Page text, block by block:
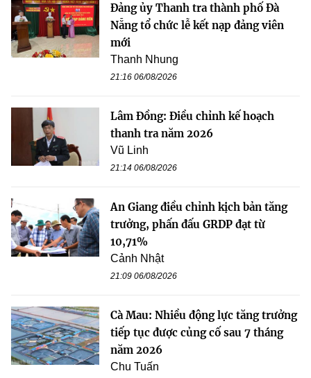
Đảng ủy Thanh tra thành phố Đà
Nẵng tổ chức lễ kết nạp đảng viên
mới
Thanh Nhung
21:16 06/08/2026
Lâm Đồng: Điều chỉnh kế hoạch
thanh tra năm 2026
Vũ Linh
21:14 06/08/2026
An Giang điều chỉnh kịch bản tăng
trưởng, phấn đấu GRDP đạt từ
10,71%
Cảnh Nhật
21:09 06/08/2026
Cà Mau: Nhiều động lực tăng trưởng
tiếp tục được củng cố sau 7 tháng
năm 2026
Chu Tuấn